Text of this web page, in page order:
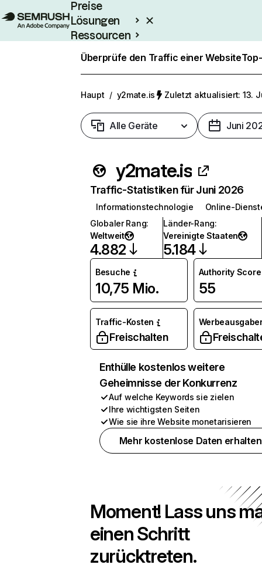
Preise
Lösungen
Ressourcen
Enterprise
Überprüfe den Traffic einer Website
Haupt / y2mate.is Zuletzt aktualisiert: 13.
Alle Geräte Juni
y2mate.is
Traffic-Statistiken für Juni 2026
Informationstechnologie
Online-
Globaler Rang:
Weltweit
4.882
Länder-Rang:
Vereinigte Staaten
5.184
Besuche
10,75 Mio.
Authority Score
55
Traffic-Kosten
Freischalten
Enthülle kostenlos weitere
Geheimnisse der Konkurrenz
Auf welche Keywords sie zielen
Ihre wichtigsten Seiten
Wie sie ihre Website monetarisieren
Mehr kostenlose Daten erhalten
Moment! Lass uns
einen Schritt
zurücktreten.